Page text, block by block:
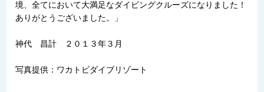
境、全てにおいて大満足なダイビングクルーズになりました！
ありがとうございました。」
神代 昌計 ２０１３年３月
写真提供：ワカトビダイブリゾート